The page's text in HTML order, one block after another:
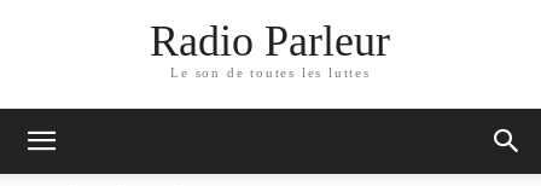
Radio Parleur
Le son de toutes les luttes